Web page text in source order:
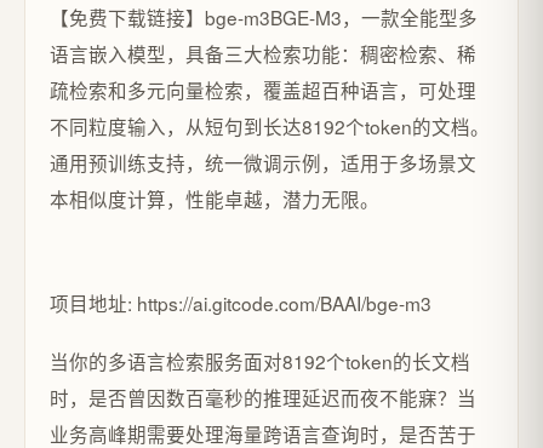
【免费下载链接】bge-m3BGE-M3，一款全能型多
语言嵌入模型，具备三大检索功能：稠密检索、稀
疏检索和多元向量检索，覆盖超百种语言，可处理
不同粒度输入，从短句到长达8192个token的文档。
通用预训练支持，统一微调示例，适用于多场景文
本相似度计算，性能卓越，潜力无限。
项目地址: https://ai.gitcode.com/BAAI/bge-m3
当你的多语言检索服务面对8192个token的长文档
时，是否曾因数百毫秒的推理延迟而夜不能寐？当
业务高峰期需要处理海量跨语言查询时，是否苦于